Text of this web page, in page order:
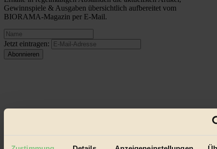
Gewinnspiele & Ausgaben übersichtlich aufbereitet vom
BIORAMA-Magazin per E-Mail.
Jetzt eintragen:
© 2026 Biorama GmbH
Mediadaten